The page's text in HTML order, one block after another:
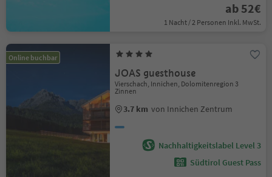
ab 52€
1 Nacht / 2 Personen Inkl. MwSt.
Online buchbar
JOAS guesthouse
Vierschach, Innichen, Dolomitenregion 3
Zinnen
3.7 km von Innichen Zentrum
Nachhaltigkeitslabel Level 3
Südtirol Guest Pass